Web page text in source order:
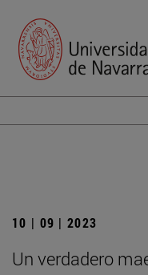
10 | 09 | 2023
Un verdadero